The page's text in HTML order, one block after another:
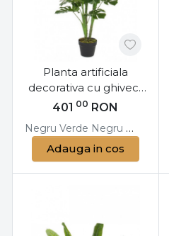
Planta artificiala
decorativa cu ghiveci,
120 cm, Philodendron
401 00 RON
Negru Verde Negru Verde
Adauga in cos